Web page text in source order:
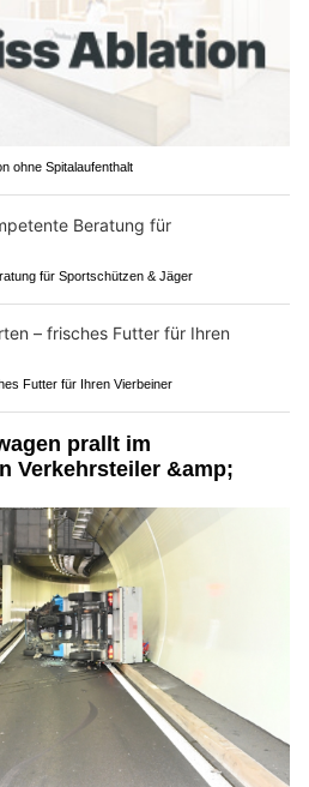
ohne Spitalaufenthalt
für Sportschützen & Jäger
Futter für Ihren Vierbeiner
prallt im
Verkehrsteiler &amp;